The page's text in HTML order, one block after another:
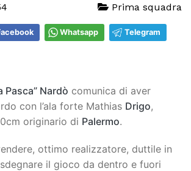
Prima squadra
Whatsapp Telegram
Pasca” Nardò comunica di aver
con l’ala forte Mathias Drigo,
originario di Palermo.
ottimo realizzatore, duttile in
il gioco da dentro e fuori